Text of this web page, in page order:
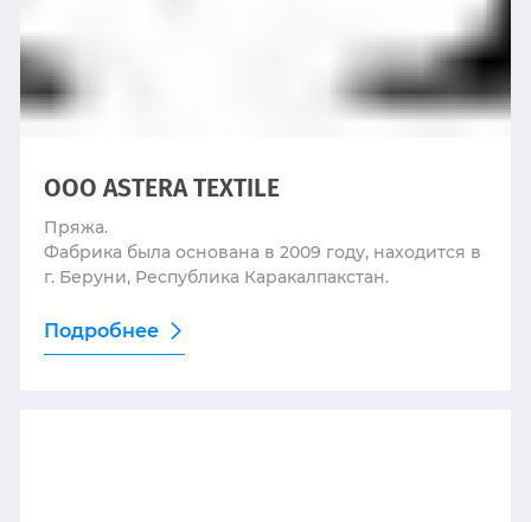
ООО ASTERA TEXTILE
Пряжа.
Фабрика была основана в 2009 году, находится в
г. Беруни, Республика Каракалпакстан.
Подробнее